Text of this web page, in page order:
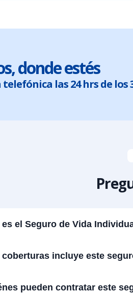
donde estés
las 24 hrs de los
es el Seguro de Vida
coberturas incluye este
pueden contratar este